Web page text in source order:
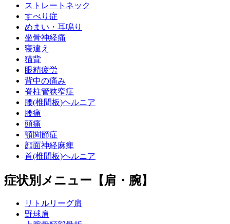
ストレートネック
すべり症
めまい・耳鳴り
坐骨神経痛
寝違え
猫背
眼精疲労
背中の痛み
脊柱管狭窄症
腰(椎間板)ヘルニア
腰痛
頭痛
顎関節症
顔面神経麻痺
首(椎間板)ヘルニア
症状別メニュー【肩・腕】
リトルリーグ肩
野球肩